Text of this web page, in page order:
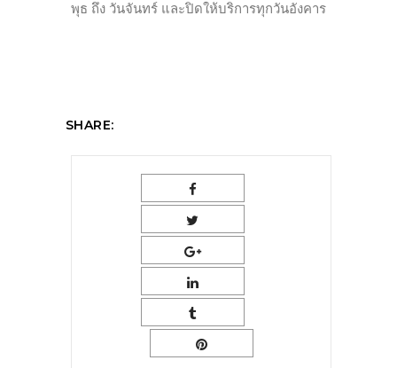
พุธ ถึง วันจันทร์ และปิดให้บริการทุกวันอังคาร
SHARE: